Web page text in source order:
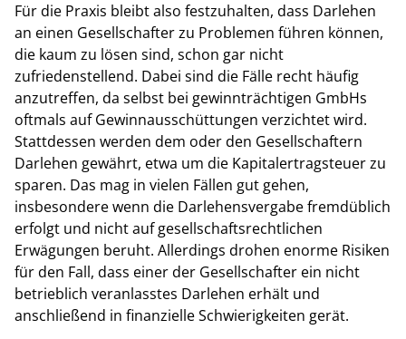
Für die Praxis bleibt also festzuhalten, dass Darlehen
an einen Gesellschafter zu Problemen führen können,
die kaum zu lösen sind, schon gar nicht
zufriedenstellend. Dabei sind die Fälle recht häufig
anzutreffen, da selbst bei gewinnträchtigen GmbHs
oftmals auf Gewinnausschüttungen verzichtet wird.
Stattdessen werden dem oder den Gesellschaftern
Darlehen gewährt, etwa um die Kapitalertragsteuer zu
sparen. Das mag in vielen Fällen gut gehen,
insbesondere wenn die Darlehensvergabe fremdüblich
erfolgt und nicht auf gesellschaftsrechtlichen
Erwägungen beruht. Allerdings drohen enorme Risiken
für den Fall, dass einer der Gesellschafter ein nicht
betrieblich veranlasstes Darlehen erhält und
anschließend in finanzielle Schwierigkeiten gerät.